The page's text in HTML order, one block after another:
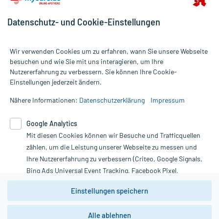
Alle Preise gelten inkl. MwSt., ggf. zzgl. Versandkosten
Informationen auf dieser Website werden ausschließlich für
die Untersuchung und Behandlung durch einen Arzt. Bitte
Therapien eingeleitet werden können. | Diese Webseite benutzt
Google Analytics. Lesen Sie bitte dazu die wichtigen Hinweise in
unserer Datenschutzerklärung. Für den Widerruf einer Bestellung
nutzen Sie das Formular:
Vertrag widerrufen
*Hinweise zu unseren Aktionen und Bewertungen
Datenschutz- und Cookie-Einstellungen
Wir verwenden Cookies um zu erfahren, wann Sie unsere Webseite
besuchen und wie Sie mit uns interagieren, um Ihre
Nutzererfahrung zu verbessern. Sie können Ihre Cookie-
Einstellungen jederzeit ändern.
Nähere Informationen: Datenschutzerklärung Impressum
Google Analytics
Mit diesen Cookies können wir Besuche und Trafficquellen
zählen, um die Leistung unserer Webseite zu messen und
Ihre Nutzererfahrung zu verbessern (Criteo, Google Signals,
Bing Ads Universal Event Tracking, Facebook Pixel,
Youtube-Social Plugin).
Wir weisen darauf hin, dass die
zwingend den Europäischen Anforderungen gem. EU-
Einstellungen speichern
Alle ablehnen